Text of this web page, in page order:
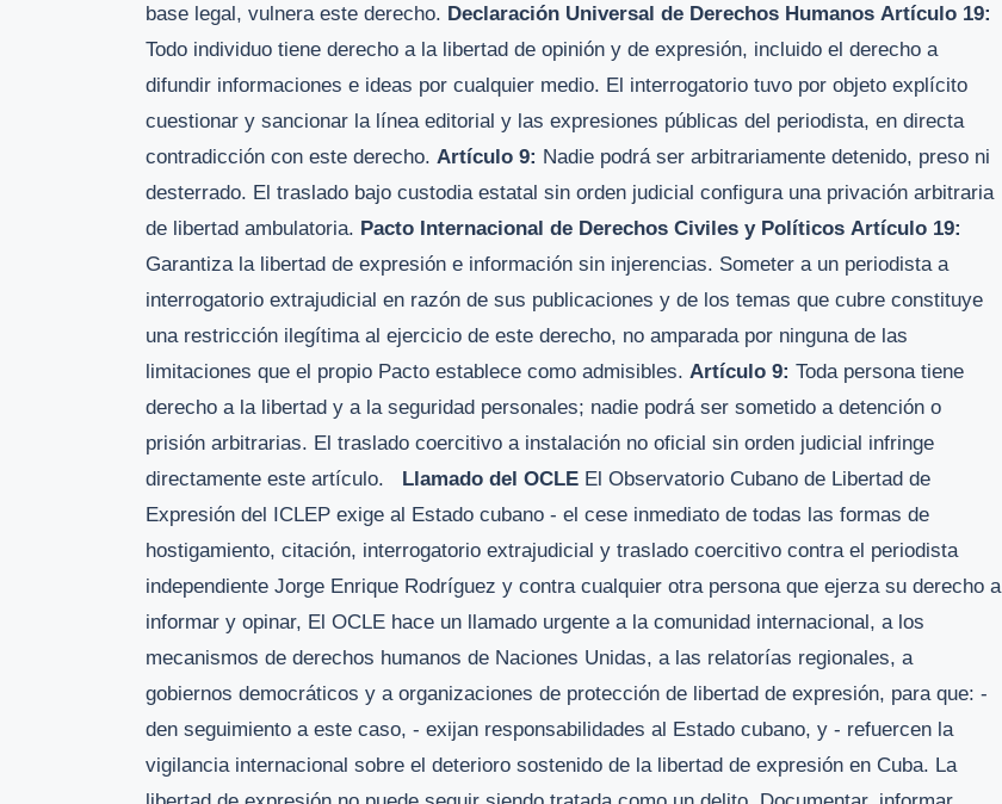
base legal, vulnera este derecho. Declaración Universal de Derechos Humanos Artículo 19:
Todo individuo tiene derecho a la libertad de opinión y de expresión, incluido el derecho a
difundir informaciones e ideas por cualquier medio. El interrogatorio tuvo por objeto explícito
cuestionar y sancionar la línea editorial y las expresiones públicas del periodista, en directa
contradicción con este derecho. Artículo 9: Nadie podrá ser arbitrariamente detenido, preso ni
desterrado. El traslado bajo custodia estatal sin orden judicial configura una privación arbitraria
de libertad ambulatoria. Pacto Internacional de Derechos Civiles y Políticos Artículo 19:
Garantiza la libertad de expresión e información sin injerencias. Someter a un periodista a
interrogatorio extrajudicial en razón de sus publicaciones y de los temas que cubre constituye
una restricción ilegítima al ejercicio de este derecho, no amparada por ninguna de las
limitaciones que el propio Pacto establece como admisibles. Artículo 9: Toda persona tiene
derecho a la libertad y a la seguridad personales; nadie podrá ser sometido a detención o
prisión arbitrarias. El traslado coercitivo a instalación no oficial sin orden judicial infringe
directamente este artículo. Llamado del OCLE El Observatorio Cubano de Libertad de
Expresión del ICLEP exige al Estado cubano - el cese inmediato de todas las formas de
hostigamiento, citación, interrogatorio extrajudicial y traslado coercitivo contra el periodista
independiente Jorge Enrique Rodríguez y contra cualquier otra persona que ejerza su derecho a
informar y opinar, El OCLE hace un llamado urgente a la comunidad internacional, a los
mecanismos de derechos humanos de Naciones Unidas, a las relatorías regionales, a
gobiernos democráticos y a organizaciones de protección de libertad de expresión, para que: -
den seguimiento a este caso, - exijan responsabilidades al Estado cubano, y - refuercen la
vigilancia internacional sobre el deterioro sostenido de la libertad de expresión en Cuba. La